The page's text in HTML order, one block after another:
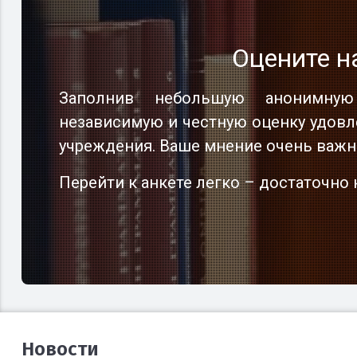
Оцените
Заполнив небольшую
независимую и честную оценку
учреждения. Ваше мнение очень
Перейти к анкете легко –
Оцените
Заполнив небольшую
независимую и честную оценку
учреждения. Ваше мнение очень
Перейти к анкете легко –
Оцените
Заполнив небольшую
независимую и честную оценку
учреждения. Ваше мнение очень
Перейти к анкете легко –
Новости